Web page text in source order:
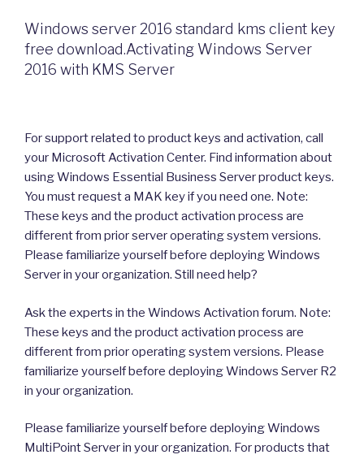
Windows server 2016 standard kms client key
free download.Activating Windows Server
2016 with KMS Server
For support related to product keys and activation, call
your Microsoft Activation Center. Find information about
using Windows Essential Business Server product keys.
You must request a MAK key if you need one. Note:
These keys and the product activation process are
different from prior server operating system versions.
Please familiarize yourself before deploying Windows
Server in your organization. Still need help?
Ask the experts in the Windows Activation forum. Note:
These keys and the product activation process are
different from prior operating system versions. Please
familiarize yourself before deploying Windows Server R2
in your organization.
Please familiarize yourself before deploying Windows
MultiPoint Server in your organization. For products that